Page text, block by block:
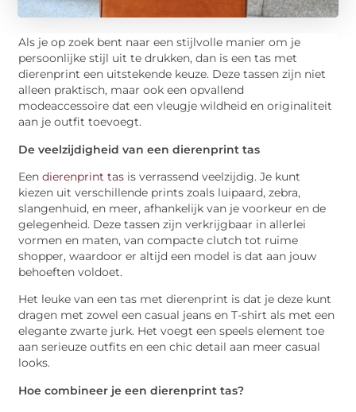
Als je op zoek bent naar een stijlvolle manier om je
persoonlijke stijl uit te drukken, dan is een tas met
dierenprint een uitstekende keuze. Deze tassen zijn niet
alleen praktisch, maar ook een opvallend
modeaccessoire dat een vleugje wildheid en originaliteit
aan je outfit toevoegt.
De veelzijdigheid van een dierenprint tas
Eendierenprint tas is verrassend veelzijdig. Je kunt
kiezen uit verschillende prints zoals luipaard, zebra,
slangenhuid, en meer, afhankelijk van je voorkeur en de
gelegenheid. Deze tassen zijn verkrijgbaar in allerlei
vormen en maten, van compacte clutch tot ruime
shopper, waardoor er altijd een model is dat aan jouw
behoeften voldoet.
Het leuke van een tas met dierenprint is dat je deze kunt
dragen met zowel een casual jeans en T-shirt als met een
elegante zwarte jurk. Het voegt een speels element toe
aan serieuze outfits en een chic detail aan meer casual
looks.
Hoe combineer je een dierenprint tas?